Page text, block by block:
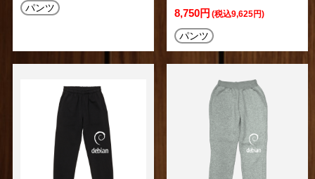
パンツ 8,750円 (税込9,625円)
パンツ